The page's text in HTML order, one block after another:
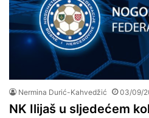
Nermina Durić-Kahvedžić 03/09/
NK Ilijaš u sljedećem